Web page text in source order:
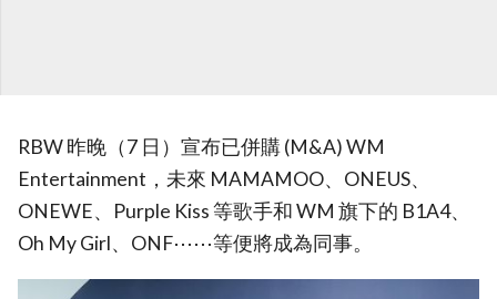
RBW 昨晚（7 日）宣布已併購 (M&A) WM
Entertainment，未來 MAMAMOO、ONEUS、
ONEWE、Purple Kiss 等歌手和 WM 旗下的 B1A4、
Oh My Girl、ONF⋯⋯等便將成為同事。